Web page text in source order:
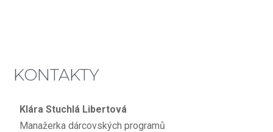
KONTAKTY
Klára Stuchlá Libertová
Manažerka dárcovských programů